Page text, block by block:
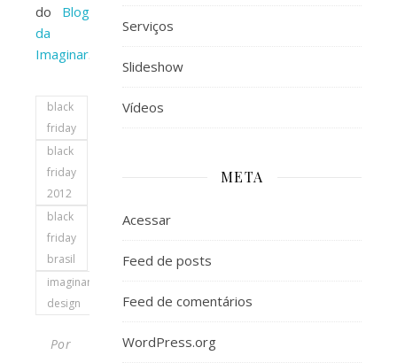
do Blog
da
Imaginar.
black
friday
black
friday
2012
black
friday
brasil
imaginar
design
Por
Serviços
Slideshow
Vídeos
META
Acessar
Feed de posts
Feed de comentários
WordPress.org